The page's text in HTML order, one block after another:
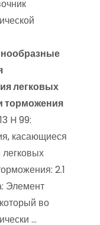
легковых
торможения
H 99:
касающиеся
2.1
Элемент
во
…